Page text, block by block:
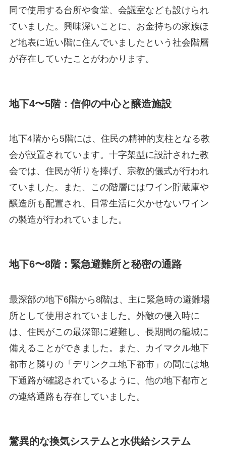
同で使用する台所や食堂、会議室なども設けられ
ていました。興味深いことに、お金持ちの家族ほ
ど地表に近い階に住んでいましたという社会階層
が存在していたことがわかります。
地下4〜5階：信仰の中心と醸造施設
地下4階から5階には、住民の精神的支柱となる教
会が設置されています。十字架型に設計された教
会では、住民が祈りを捧げ、宗教的儀式が行われ
ていました。また、この階層にはワイン貯蔵庫や
醸造所も配置され、日常生活に欠かせないワイン
の製造が行われていました。
地下6〜8階：緊急避難所と秘密の通路
最深部の地下6階から8階は、主に緊急時の避難場
所として使用されていました。外敵の侵入時に
は、住民がこの最深部に避難し、長期間の籠城に
備えることができました。また、カイマクル地下
都市と隣りの「デリンクユ地下都市」の間には地
下通路が確認されているように、他の地下都市と
の連絡通路も存在していました。
驚異的な換気システムと水供給システム